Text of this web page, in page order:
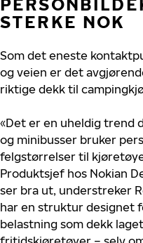
STERKE NOK
Som det eneste
og veien er det
riktige dekk til
«Det er en uheldig trend
og minibusser bruker
felgstørrelser til
Produktsjef hos Nokian
ser bra ut, understreker
har en struktur designet
belastning som dekk